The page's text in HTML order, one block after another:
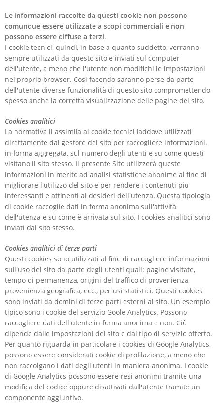
Le informazioni raccolte da questi cookie non possono
comunque essere utilizzate a scopi commerciali e non
possono essere diffuse a terzi.
I cookie tecnici, quindi, in base a quanto suddetto, verranno
sempre utilizzati da questo sito e inviati sul computer
dell'utente, a meno che l'utente non modifichi le impostazioni
nel proprio browser. Così facendo saranno perse da parte
dell'utente diverse funzionalità di questo sito compromettendo
spesso anche la corretta visualizzazione delle pagine del sito.
Cookies analitici
La normativa li assimila ai cookie tecnici laddove utilizzati
direttamente dal gestore del sito per raccogliere informazioni,
in forma aggregata, sul numero degli utenti e su come questi
visitano il sito stesso. Il presente Sito utilizzerà queste
informazioni in merito ad analisi statistiche anonime al fine di
migliorare l'utilizzo del sito e per rendere i contenuti più
interessanti e attinenti ai desideri dell'utenza. Questa tipologia
di cookie raccoglie dati in forma anonima sull'attività
dell'utenza e su come è arrivata sul sito. I cookies analitici sono
inviati dal sito stesso.
Cookies analitici di terze parti
Questi cookies sono utilizzati al fine di raccogliere informazioni
sull'uso del sito da parte degli utenti quali: pagine visitate,
tempo di permanenza, origini del traffico di provenienza,
provenienza geografica, ecc., per usi statistici. Questi cookies
sono inviati da domini di terze parti esterni al sito. Un esempio
tipico sono i cookie del servizio Goole Analytics. Possono
raccogliere dati dell'utente in forma anonima e non. Ciò
dipende dalle impostazioni del sito e dal tipo di servizio offerto.
Per quanto riguarda in particolare i cookies di Google Analytics,
possono essere considerati cookie di profilazione, a meno che
non raccolgano i dati degli utenti in maniera anonima. I cookie
di Google Analytics possono essere resi anonimi tramite una
modifica del codice oppure disattivati dall'utente tramite un
componente aggiuntivo.